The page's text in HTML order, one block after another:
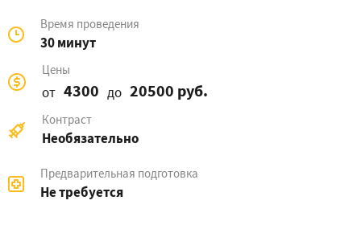
Время проведения
30 минут
Цены
от 4300 до 20500 руб.
Контраст
Необязательно
Предварительная подготовка
Не требуется